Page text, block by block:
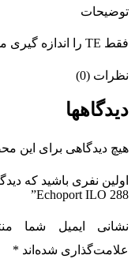
توضیحات
فقط TE را اندازه گیری می‌کند و برای غربالگری مناسب است.
نظرات (0)
دیدگاهها
هیچ دیدگاهی برای این
اولین نفری باشید که
Echoport ILO 288”
نشانی ایمیل شما
علامت‌گذاری شده‌اند *